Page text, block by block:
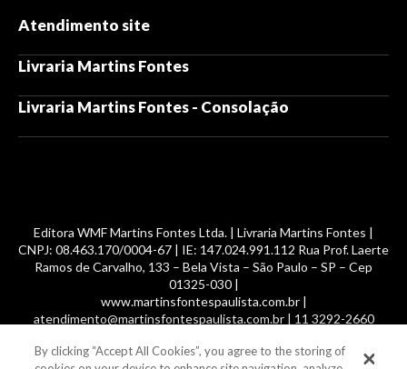
Atendimento site
Livraria Martins Fontes
Livraria Martins Fontes - Consolação
Editora WMF Martins Fontes Ltda. | Livraria Martins Fontes |
CNPJ: 08.463.170/0004-67 | IE: 147.024.991.112 Rua Prof. Laerte
Ramos de Carvalho, 133 – Bela Vista – São Paulo – SP – Cep
01325-030 |
www.martinsfontespaulista.com.br |
atendimento@martinsfontespaulista.com.br | 11 3292-2660
© 2014 -2026, MartinsFontes livros nacionais e importados,
By clicking “Accept All Cookies”, you agree to the storing of